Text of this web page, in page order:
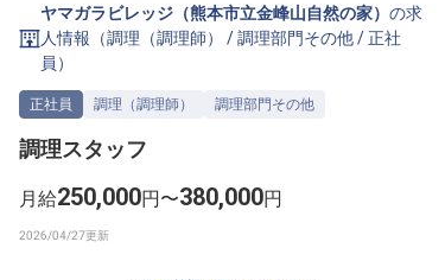
ヤマガラビレッジ（熊本市立金峰山自然の家） の求
人情報（調理（調理師） /調理部門その他/正社
員 ）
正社員 調理（調理師） 調理部門その他
調理スタッフ
月給250,000円〜380,000円